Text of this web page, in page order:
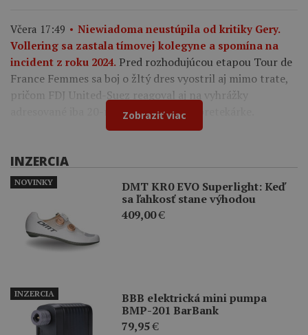
Včera 17:49
Niewiadoma neustúpila od kritiky Gery.
Vollering sa zastala tímovej kolegyne a spomína na
incident z roku 2024. Pred rozhodujúcou etapou Tour de
France Femmes sa boj o žltý dres vyostril aj mimo trate,
pričom FDJ United-Suez reagoval aj na vyhrážky
adresované iba 20-ročnej francúzskej pretekárke.
Zobraziť viac
INZERCIA
DMT KR0 EVO Superlight: Keď
sa ľahkosť stane výhodou
409,00€
NOVINKY
BBB elektrická mini pumpa
BMP-201 BarBank
79,95€
INZERCIA